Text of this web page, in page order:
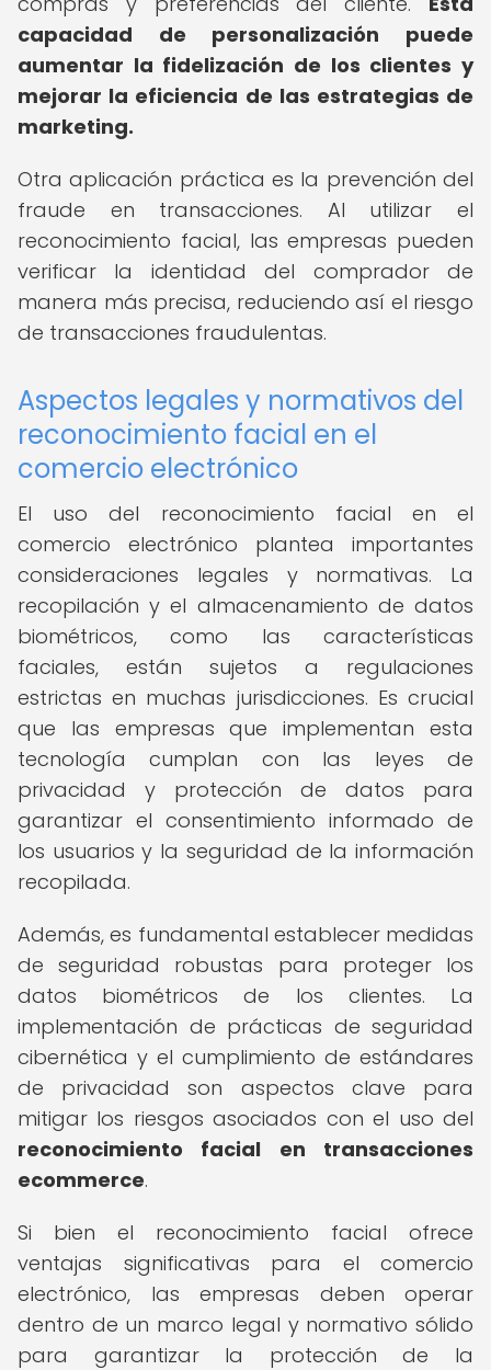
capacidad de personalización puede
aumentar la fidelización de los clientes y
mejorar la eficiencia de las estrategias de
marketing.
Otra aplicación práctica es la prevención del
fraude en transacciones. Al utilizar el
reconocimiento facial, las empresas pueden
verificar la identidad del comprador de
manera más precisa, reduciendo así el riesgo
de transacciones fraudulentas.
Aspectos legales y normativos del
reconocimiento facial en el
comercio electrónico
El uso del reconocimiento facial en el
comercio electrónico plantea importantes
consideraciones legales y normativas. La
recopilación y el almacenamiento de datos
biométricos, como las características
faciales, están sujetos a regulaciones
estrictas en muchas jurisdicciones. Es crucial
que las empresas que implementan esta
tecnología cumplan con las leyes de
privacidad y protección de datos para
garantizar el consentimiento informado de
los usuarios y la seguridad de la información
recopilada.
Además, es fundamental establecer medidas
de seguridad robustas para proteger los
datos biométricos de los clientes. La
implementación de prácticas de seguridad
cibernética y el cumplimiento de estándares
de privacidad son aspectos clave para
mitigar los riesgos asociados con el uso del
reconocimiento facial en transacciones
ecommerce.
Si bien el reconocimiento facial ofrece
ventajas significativas para el comercio
electrónico, las empresas deben operar
dentro de un marco legal y normativo sólido
para garantizar la protección de la